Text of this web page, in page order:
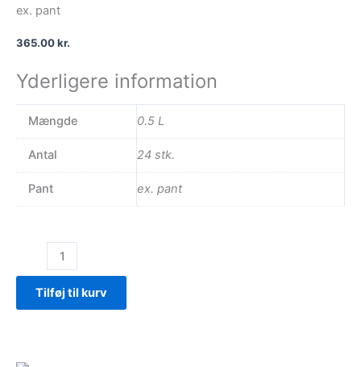
ex. pant
365.00kr.
Yderligere information
Mængde 0.5 L
Antal 24 stk.
Pant ex. pant
Booster
0
Tilføj til kurv